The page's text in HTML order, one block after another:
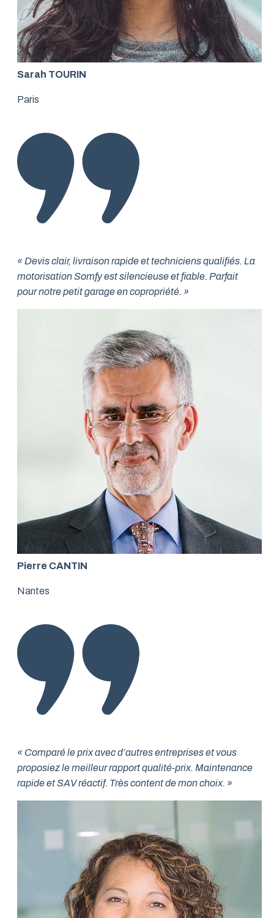
Sarah TOURIN
Paris
« Devis clair, livraison rapide et techniciens qualifiés. La
motorisation Somfy est silencieuse et fiable. Parfait
pour notre petit garage en copropriété. »
Pierre CANTIN
Nantes
« Comparé le prix avec d’autres entreprises et vous
proposiez le meilleur rapport qualité-prix. Maintenance
rapide et SAV réactif. Très content de mon choix. »